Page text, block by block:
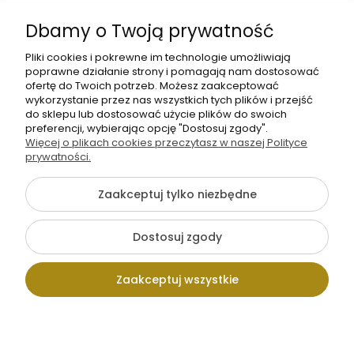
Informacje
O nas
Pokaż pełną wersję strony
Sklep internetowy Shoper.pl
Dbamy o Twoją prywatność
Pliki cookies i pokrewne im technologie umożliwiają
poprawne działanie strony i pomagają nam dostosować
ofertę do Twoich potrzeb. Możesz zaakceptować
wykorzystanie przez nas wszystkich tych plików i przejść
do sklepu lub dostosować użycie plików do swoich
preferencji, wybierając opcję "Dostosuj zgody".
Więcej o plikach cookies przeczytasz w naszej Polityce
prywatności.
Zaakceptuj tylko niezbędne
Dostosuj zgody
Zaakceptuj wszystkie